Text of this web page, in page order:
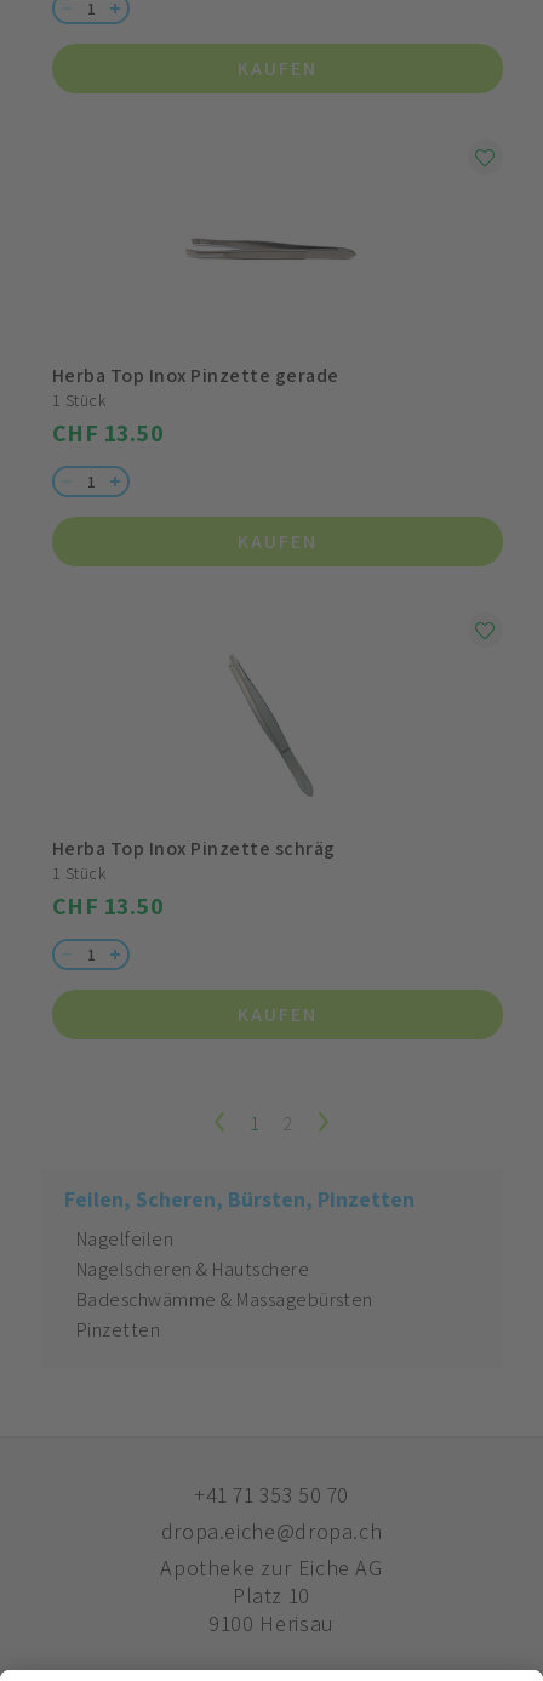
KAUFEN
Herba Top Inox Pinzette gerade
1 Stück
CHF 13.50
KAUFEN
Herba Top Inox Pinzette schräg
1 Stück
CHF 13.50
KAUFEN
1 2
Feilen, Scheren, Bürsten, Pinzetten
Nagelfeilen
Nagelscheren & Hautschere
Badeschwämme & Massagebürsten
Pinzetten
+41 71 353 50 70
dropa.eiche@dropa.ch
Apotheke zur Eiche AG
Platz 10
9100 Herisau